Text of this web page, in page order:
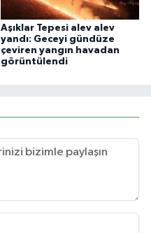
Aşıklar Tepesi alev alev
yandı: Geceyi gündüze
çeviren yangın havadan
görüntülendi